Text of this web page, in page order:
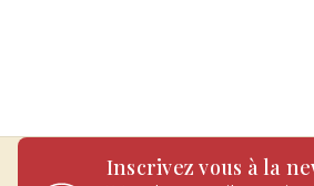
Inscrivez vous à la